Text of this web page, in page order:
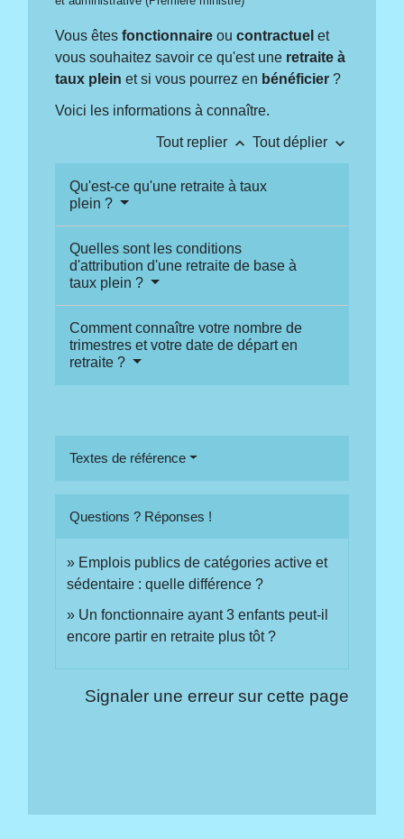
Vous êtesfonctionnaire oucontractuel et
vous souhaitez savoir ce qu'est une retraite à
taux plein et si vous pourrez en bénéficier ?
Voici les informations à connaître.
Tout replier keyboard_arrow_up Tout déplier keyboard_arrow_down
Qu'est-ce qu'une retraite à taux
plein ?
Quelles sont les conditions
d'attribution d'une retraite de base à
taux plein ?
Comment connaître votre nombre de
trimestres et votre date de départ en
retraite ?
Textes de référence
Questions ? Réponses !
Emplois publics de catégories active et
sédentaire : quelle différence ?
Un fonctionnaire ayant 3 enfants peut-il
encore partir en retraite plus tôt ?
Signaler une erreur sur cette page